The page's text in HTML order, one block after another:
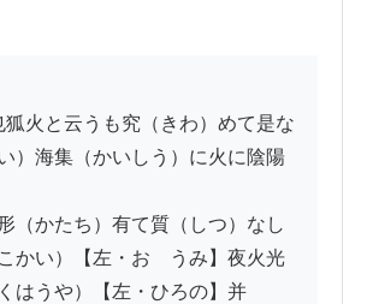
）海集（かいしう）に火に陰陽
（かたち）有て質（しつ）なし
かい）【左・おゝうみ】夜火光
はうや）【左・ひろの】并